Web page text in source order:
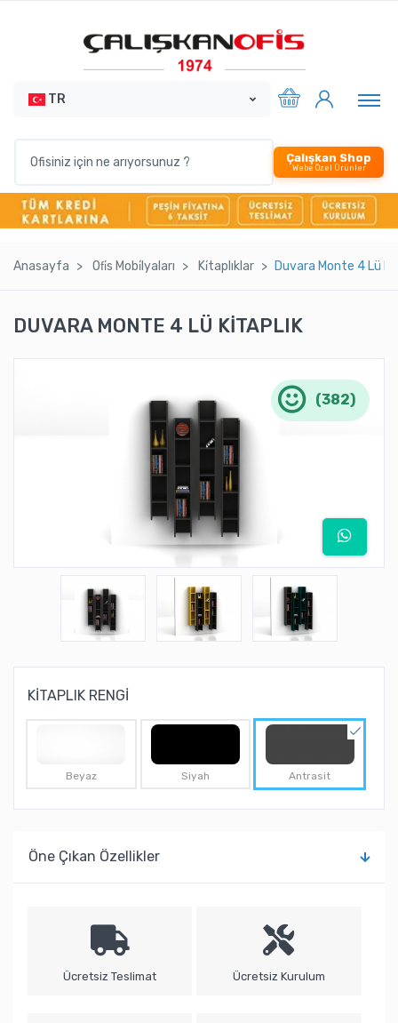
TR
Çalışkan Shop
Webe Özel Ürünler
Anasayfa Ofi̇s Mobi̇lyaları Ki̇taplıklar Duvara Monte 4 Lü
DUVARA MONTE 4 LÜ KİTAPLIK
(382)
KİTAPLIK RENGİ
Beyaz Siyah Antrasit
Öne Çıkan Özellikler
Ücretsiz Teslimat Ücretsiz Kurulum